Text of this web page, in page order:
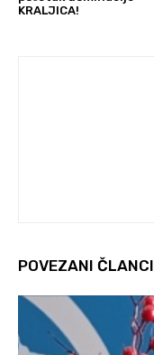
KRALJICA!
POVEZANI ČLANCI